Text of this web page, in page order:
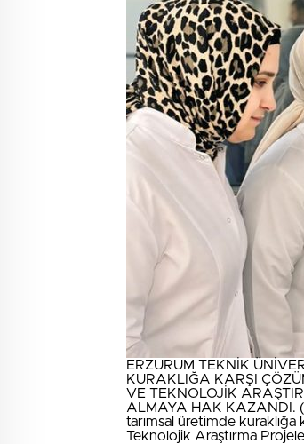
ERZURUM TEKNİK
KURAKLIĞA KARŞI
VE TEKNOLOJİK
ALMAYA HAK KAZANDI.
tarımsal üretimde kuraklığa
Teknolojik Araştırma